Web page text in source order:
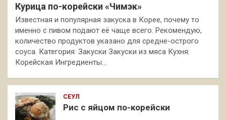
Курица по-корейски «Чимэк»
Известная и популярная закуска в Корее, почему то
именно с пивом подают её чаще всего. Рекомендую,
количество продуктов указано для средне-острого
соуса. Категория: Закуски Закуски из мяса Кухня:
Корейская Ингредиенты…
СЕУЛ
Рис с яйцом по-корейски